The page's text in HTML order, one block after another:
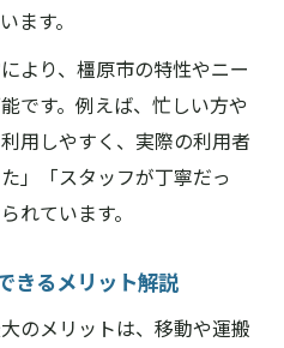
ます。
より、橿原市の特性やニー
です。例えば、忙しい方や
用しやすく、実際の利用者
」「スタッフが丁寧だっ
れています。
きるメリット解説
のメリットは、移動や運搬